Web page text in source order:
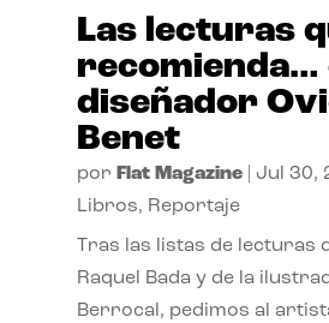
Las lecturas
recomienda…
diseñador
Benet
por Flat Magazine| Jul 30,
Libros, Reportaje
Tras las listas de lecturas
Raquel Bada y de la
Berrocal, pedimos al